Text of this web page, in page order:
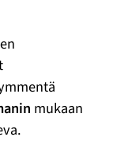
mukaan